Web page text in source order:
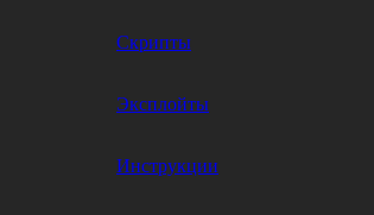
Скрипты
Эксплойты
Инструкции